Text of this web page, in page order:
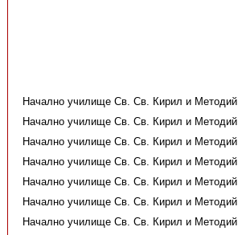
Начално училище Св. Св. Кирил и Методий
Начално училище Св. Св. Кирил и Методий
Начално училище Св. Св. Кирил и Методий
Начално училище Св. Св. Кирил и Методий
Начално училище Св. Св. Кирил и Методий
Начално училище Св. Св. Кирил и Методий
Начално училище Св. Св. Кирил и Методий